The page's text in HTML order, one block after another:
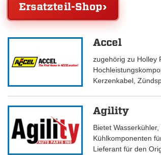
Ersatzteil-Shop
Accel
zugehörig zu Holley
Kerzenkabel,
Agility
Bietet
Kühlkomponenten
Lieferant für den